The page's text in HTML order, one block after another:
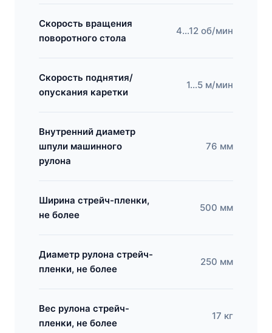
Скорость вращения
поворотного стола
4…12 об/мин
Скорость поднятия/
опускания каретки
1…5 м/мин
Внутренний диаметр
шпули машинного
рулона
76 мм
Ширина стрейч-пленки,
не более
500 мм
Диаметр рулона стрейч-
пленки, не более
250 мм
Вес рулона стрейч-
пленки, не более
17 кг